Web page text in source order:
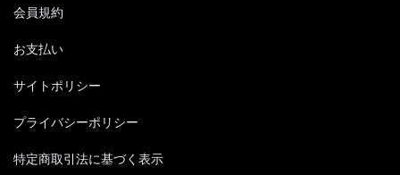
会員規約
お支払い
サイトポリシー
プライバシーポリシー
特定商取引法に基づく表示